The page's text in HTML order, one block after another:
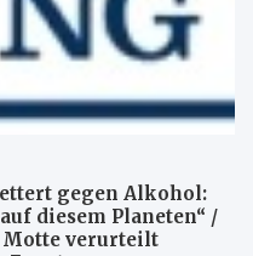
gegen Alkohol:
diesem Planeten“ /
Motte verurteilt